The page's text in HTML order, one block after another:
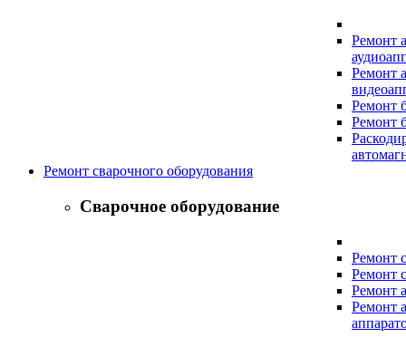
Ремонт
Ремонт
Ремонт
Ремонт
Ремонт сварочного оборудования
Сварочное оборудование
Ремонт
Ремонт
Ремонт
Ремонт